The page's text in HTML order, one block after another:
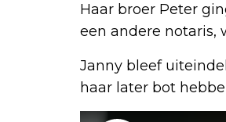
Haar broer Peter
een andere notaris,
Janny bleef
haar later bot